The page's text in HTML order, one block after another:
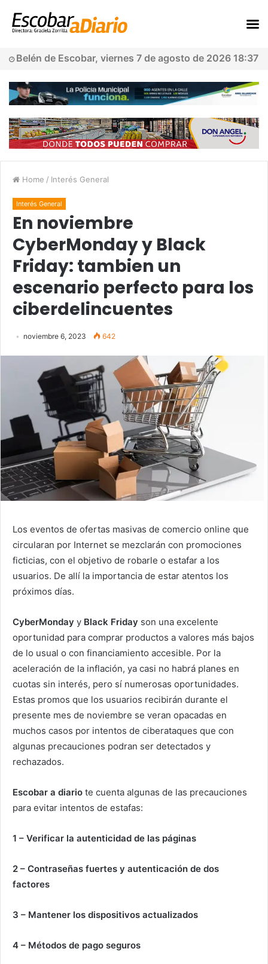
Belén de Escobar, viernes 7 de agosto de 2026 18:37
Home / Interés General
Interés General
En noviembre
CyberMonday y Black
Friday: tambien un
escenario perfecto para los
ciberdelincuentes
noviembre 6, 2023 642
Los eventos de ofertas masivas de comercio online que
circularan por Internet se mezclarán con promociones
ficticias, con el objetivo de robarle o estafar a los
usuarios. De allí la importancia de estar atentos los
próximos días.
CyberMonday y Black Friday son una excelente
oportunidad para comprar productos a valores más bajos
de lo usual o con financiamiento accesible. Por la
aceleración de la inflación, ya casi no habrá planes en
cuotas sin interés, pero sí numerosas oportunidades.
Estas promos que los usuarios recibirán durante el
presente mes de noviembre se veran opacadas en
muchos casos por intentos de ciberataques que con
algunas precauciones podran ser detectados y
rechazados.
Escobar a diario te cuenta algunas de las precauciones
para evitar intentos de estafas:
1 – Verificar la autenticidad de las páginas
2 – Contraseñas fuertes y autenticación de dos
factores
3 – Mantener los dispositivos actualizados
4 – Métodos de pago seguros